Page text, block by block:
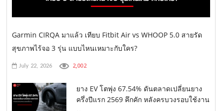
Garmin CIRQA มาแล้ว เทียบ Fitbit Air vs WHOOP 5.0 สายรัด
สุขภาพไร้จอ 3 รุ่น แบบไหนเหมาะกับใคร?
July 22, 2026 2,002
ยาง EV โตพุ่ง 67.54% ดันตลาดเปลี่ยนยาง
ครึ่งปีแรก 2569 คึกคัก หลังครบวงรอบใช้งาน